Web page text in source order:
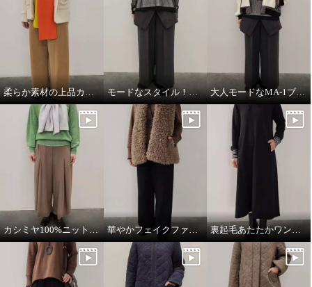
柔らか素材の上品カジュアルスタイル モードなスタイル！ワントーンコーデ 大人モードなMA-1ブルゾン
カシミヤ100%ニットマフラー 華やかフェイクファーベスト 裏起毛あたたかワンピース